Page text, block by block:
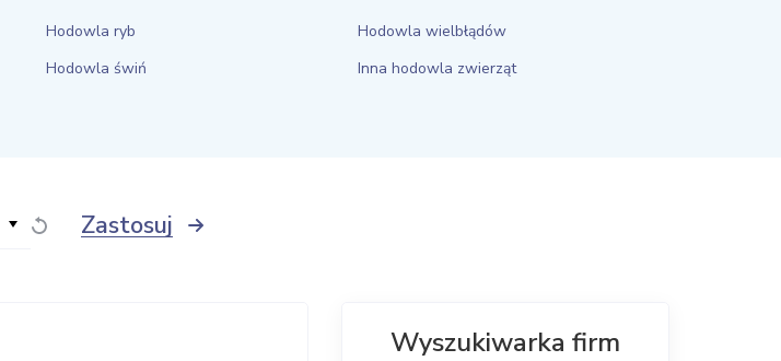
Hodowla ryb
Hodowla świń
Hodowla wielbłądów
Inna hodowla zwierząt
Zastosuj
Wyszukiwarka firm